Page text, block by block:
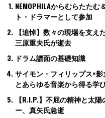
NEMOPHILAからむらたた
ト・ドラマーとして参加
【追悼】数々の現場を支
三原重夫氏が逝去
ドラム譜面の基礎知識
サイモン・フィリップス×
とあらゆる音楽から得る学
【R.I.P.】不屈の精神と太
ー、真矢氏急逝